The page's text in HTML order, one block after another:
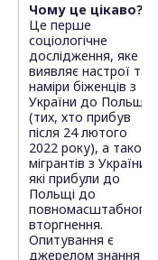
Чому це цікаво?
Це перше
соціологічне
дослідження, яке
виявляє настрої та
наміри біженців з
України до Польщі
(тих, хто прибув
після 24 лютого
2022 року), а також
мігрантів з України,
які прибули до
Польщі до
повномасштабного
вторгнення.
Опитування є
джерелом знання